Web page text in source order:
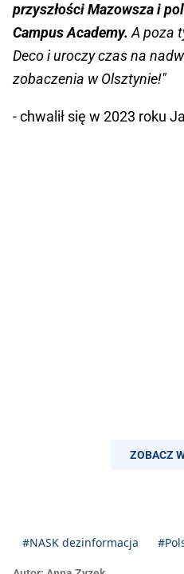
przyszłości Mazowsza i
Campus Academy.A poza
Deco i uroczy czas na
zobaczenia w Olsztynie!"
- chwalił się w 2023 roku
ZOBACZ
#NASK dezinformacja